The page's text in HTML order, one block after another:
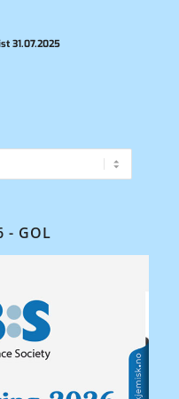
31.07.2025
- GOL